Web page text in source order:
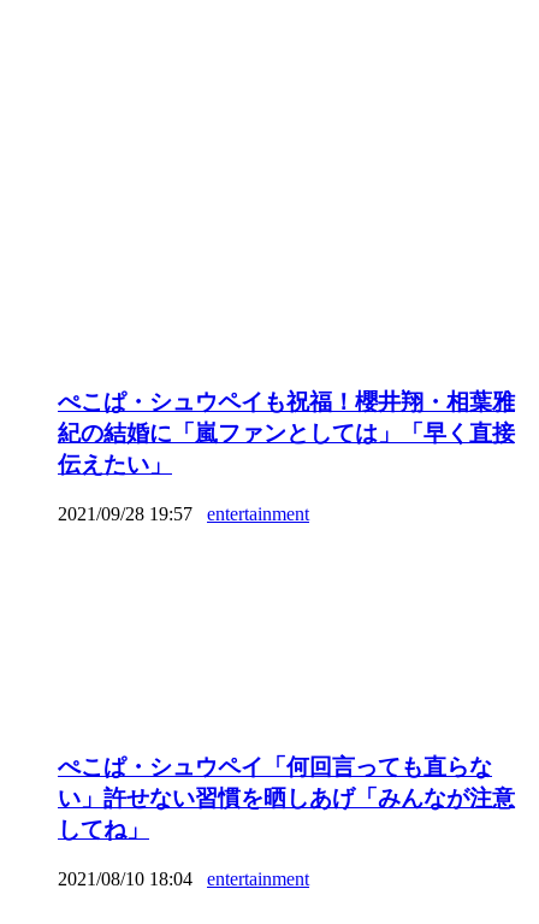
ぺこぱ・シュウペイも祝福！櫻井翔・相葉雅
紀の結婚に「嵐ファンとしては」「早く直接
伝えたい」
2021/09/28 19:57 entertainment
ぺこぱ・シュウペイ「何回言っても直らな
い」許せない習慣を晒しあげ「みんなが注意
してね」
2021/08/10 18:04 entertainment